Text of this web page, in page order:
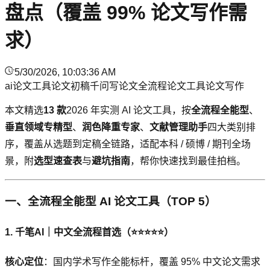
盘点（覆盖 99% 论文写作需
求）
5/30/2026, 10:03:36 AM
ai论文工具论文初稿千问写论文全流程论文工具论文写作
本文精选13 款2026 年实测 AI 论文工具，按全流程全能型、
垂直领域专精型、 润色降重专家、 文献管理助手四大类别排
序，覆盖从选题到定稿全链路，适配本科 / 硕博 / 期刊全场
景，附选型速查表与避坑指南，帮你快速找到最佳拍档。
一、全流程全能型 AI 论文工具（TOP 5）
1. 千笔AI｜中文全流程首选（⭐⭐⭐⭐⭐）
核心定位：国内学术写作全能标杆，覆盖 95% 中文论文需求